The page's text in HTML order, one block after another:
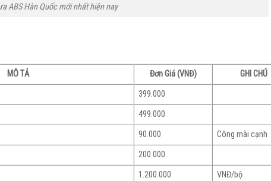
ABS Hàn Quốc mới nhất hiện nay
MÔ TẢ Đơn Giá (VNĐ) GHI CHÚ
399.000
499.000
90.000
Công mài cạnh
200.000
1.200.000
VNĐ/bộ